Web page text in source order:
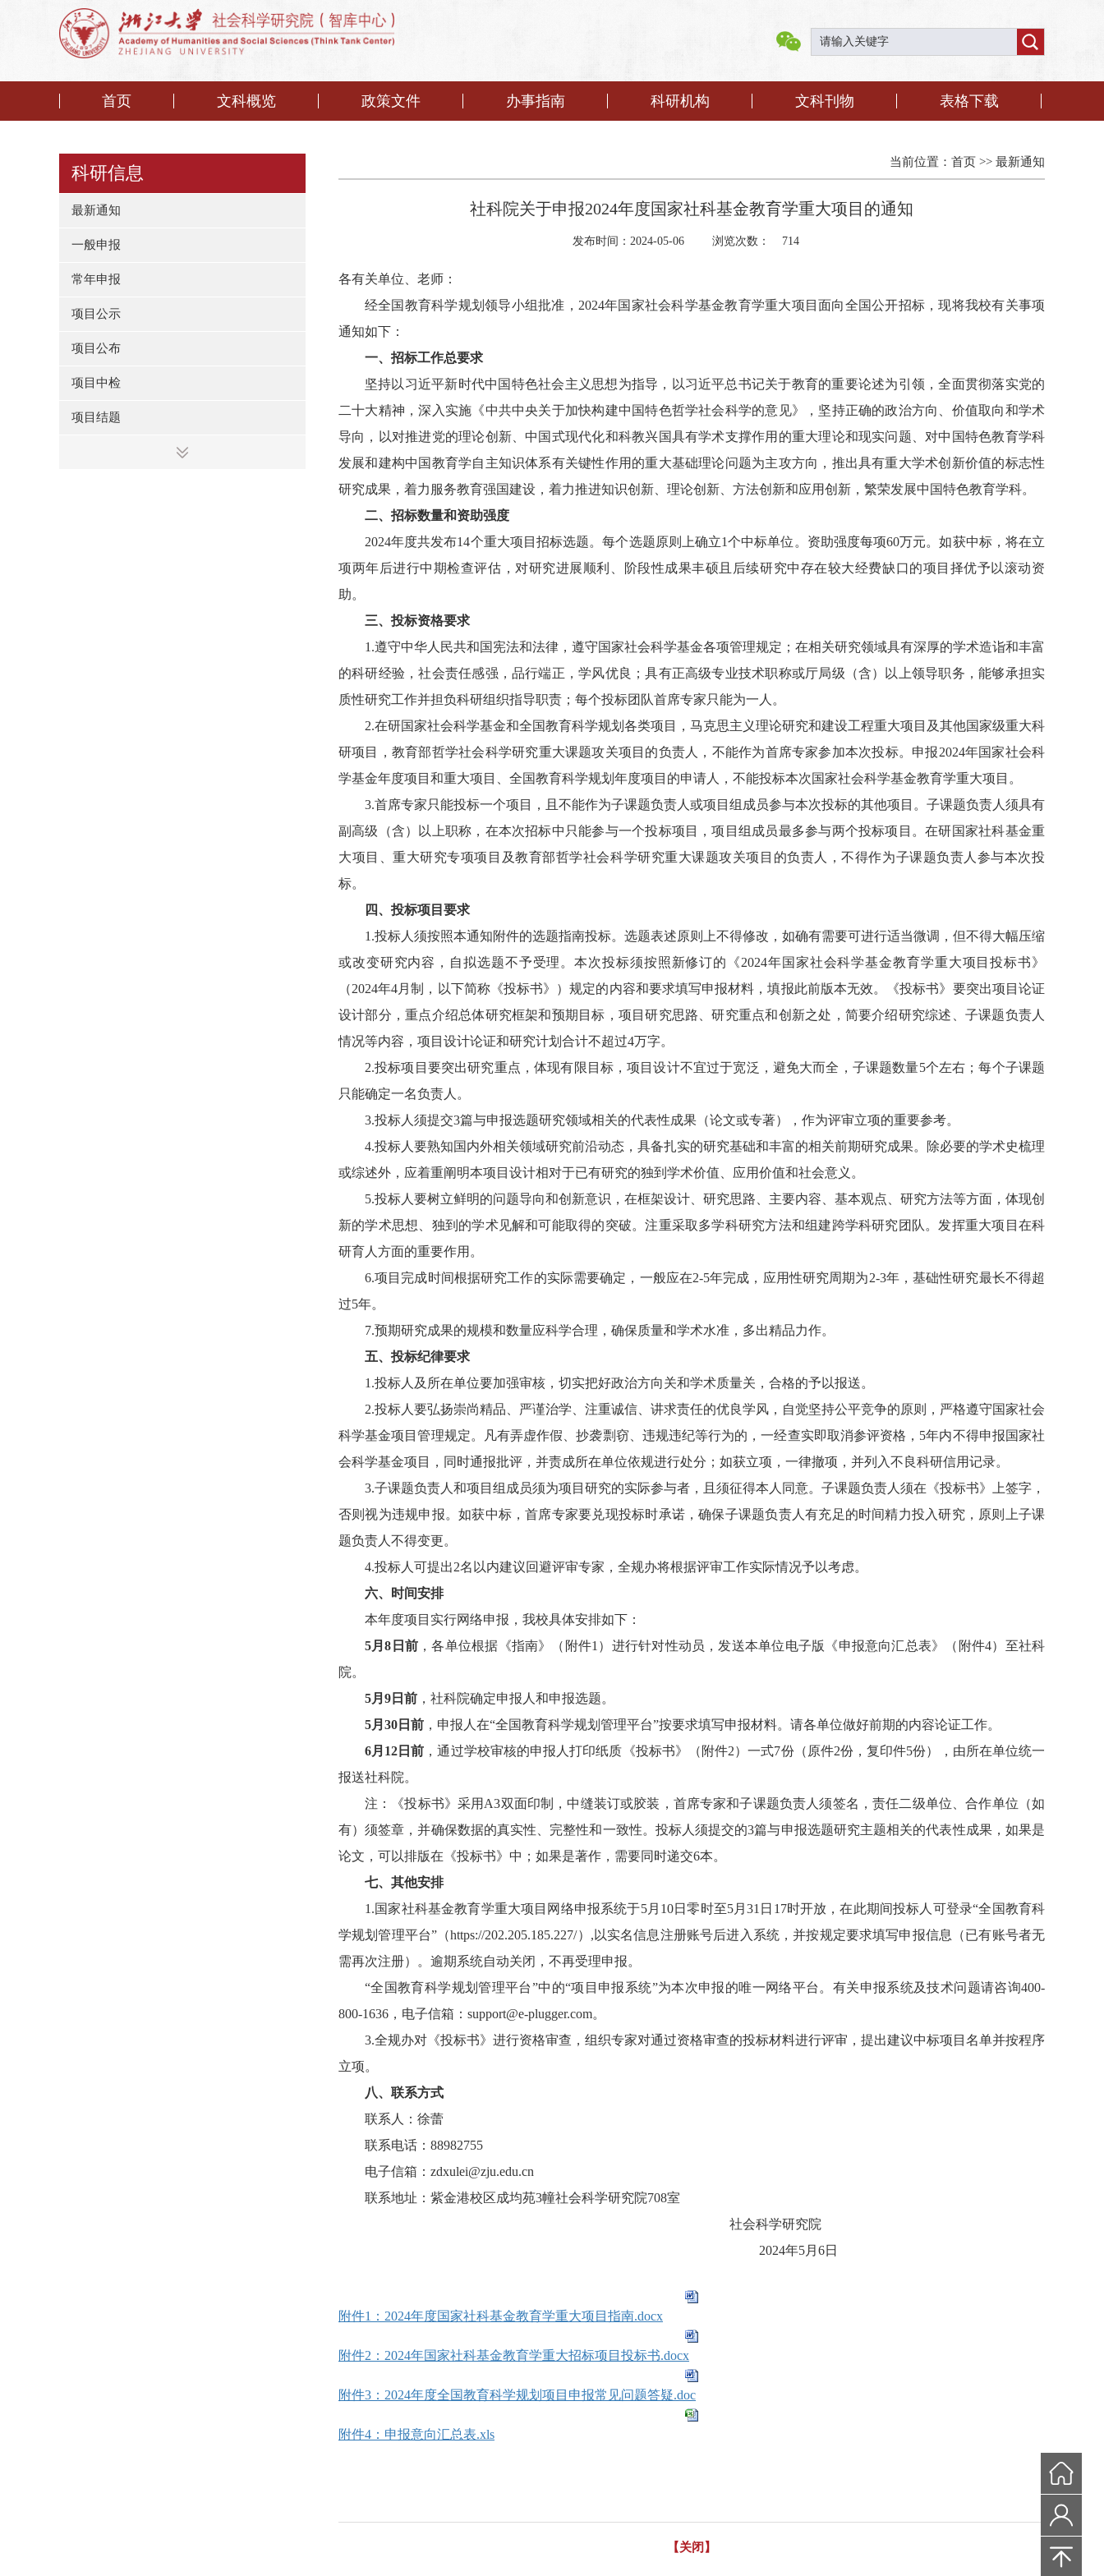
首页 文科概览 政策文件 办事指南 科研机构 文科刊物 表格下载
科研信息
最新通知
一般申报
常年申报
项目公示
项目公布
项目中检
项目结题
当前位置： 首页 >> 最新通知
社科院关于申报2024年度国家社科基金教育学重大项目的通知
发布时间：2024-05-06 浏览次数： 714
各有关单位、老师：
经全国教育科学规划领导小组批准， 2024年国家社会科学基金教育学重大项目面向全国公开招标，现将我校有关事项
通知如下：
一、招标工作总要求
坚持以习近平新时代中国特色社会主义思想为指导，以习近平总书记关于教育的重要论述为引领，全面贯彻落实党的
二十大精神，深入实施《中共中央关于加快构建中国特色哲学社会科学的意见》，坚持正确的政治方向、价值取向和学术
导向，以对推进党的理论创新、中国式现代化和科教兴国具有学术支撑作用的重大理论和现实问题、对中国特色教育学科
发展和建构中国教育学自主知识体系有关键性作用的重大基础理论问题为主攻方向，推出具有重大学术创新价值的标志性
研究成果，着力服务教育强国建设，着力推进知识创新、理论创新、方法创新和应用创新，繁荣发展中国特色教育学科。
二、招标数量和资助强度
2024年度共发布14个重大项目招标选题。每个选题原则上确立1个中标单位。资助强度每项60万元。如获中标，将在立
项两年后进行中期检查评估，对研究进展顺利、阶段性成果丰硕且后续研究中存在较大经费缺口的项目择优予以滚动资
助。
三、投标资格要求
1.遵守中华人民共和国宪法和法律，遵守国家社会科学基金各项管理规定；在相关研究领域具有深厚的学术造诣和丰富
的科研经验，社会责任感强，品行端正，学风优良；具有正高级专业技术职称或厅局级（含）以上领导职务，能够承担实
质性研究工作并担负科研组织指导职责；每个投标团队首席专家只能为一人。
2.在研国家社会科学基金和全国教育科学规划各类项目，马克思主义理论研究和建设工程重大项目及其他国家级重大科
研项目，教育部哲学社会科学研究重大课题攻关项目的负责人，不能作为首席专家参加本次投标。申报2024年国家社会科
学基金年度项目和重大项目、全国教育科学规划年度项目的申请人，不能投标本次国家社会科学基金教育学重大项目。
3.首席专家只能投标一个项目，且不能作为子课题负责人或项目组成员参与本次投标的其他项目。子课题负责人须具有
副高级（含）以上职称，在本次招标中只能参与一个投标项目，项目组成员最多参与两个投标项目。在研国家社科基金重
大项目、重大研究专项项目及教育部哲学社会科学研究重大课题攻关项目的负责人，不得作为子课题负责人参与本次投
标。
四、投标项目要求
1.投标人须按照本通知附件的选题指南投标。选题表述原则上不得修改，如确有需要可进行适当微调，但不得大幅压缩
或改变研究内容，自拟选题不予受理。本次投标须按照新修订的《2024年国家社会科学基金教育学重大项目投标书》
（2024年4月制，以下简称《投标书》）规定的内容和要求填写申报材料，填报此前版本无效。《投标书》要突出项目论证
设计部分，重点介绍总体研究框架和预期目标，项目研究思路、研究重点和创新之处，简要介绍研究综述、子课题负责人
情况等内容，项目设计论证和研究计划合计不超过4万字。
2.投标项目要突出研究重点，体现有限目标，项目设计不宜过于宽泛，避免大而全，子课题数量5个左右；每个子课题
只能确定一名负责人。
3.投标人须提交3篇与申报选题研究领域相关的代表性成果（论文或专著），作为评审立项的重要参考。
4.投标人要熟知国内外相关领域研究前沿动态，具备扎实的研究基础和丰富的相关前期研究成果。除必要的学术史梳理
或综述外，应着重阐明本项目设计相对于已有研究的独到学术价值、应用价值和社会意义。
5.投标人要树立鲜明的问题导向和创新意识，在框架设计、研究思路、主要内容、基本观点、研究方法等方面，体现创
新的学术思想、独到的学术见解和可能取得的突破。注重采取多学科研究方法和组建跨学科研究团队。发挥重大项目在科
研育人方面的重要作用。
6.项目完成时间根据研究工作的实际需要确定，一般应在2-5年完成，应用性研究周期为2-3年，基础性研究最长不得超
过5年。
7.预期研究成果的规模和数量应科学合理，确保质量和学术水准，多出精品力作。
五、投标纪律要求
1.投标人及所在单位要加强审核，切实把好政治方向关和学术质量关，合格的予以报送。
2.投标人要弘扬崇尚精品、严谨治学、注重诚信、讲求责任的优良学风，自觉坚持公平竞争的原则，严格遵守国家社会
科学基金项目管理规定。凡有弄虚作假、抄袭剽窃、违规违纪等行为的，一经查实即取消参评资格， 5年内不得申报国家社
会科学基金项目，同时通报批评，并责成所在单位依规进行处分；如获立项，一律撤项，并列入不良科研信用记录。
3.子课题负责人和项目组成员须为项目研究的实际参与者，且须征得本人同意。子课题负责人须在《投标书》上签字，
否则视为违规申报。如获中标，首席专家要兑现投标时承诺，确保子课题负责人有充足的时间精力投入研究，原则上子课
题负责人不得变更。
4.投标人可提出2名以内建议回避评审专家，全规办将根据评审工作实际情况予以考虑。
六、时间安排
本年度项目实行网络申报，我校具体安排如下：
5月8 日前 ，各单位根据《指南》（附件1 ）进行针对性动员，发送本单位电子版《申报意向汇总表》（附件4）至社科
院。
5月 9 日前 ，社科院确定申报人和申报选题。
5月 30 日前 ，申报人在“全国教育科学规划管理平台”按要求填写申报材料。请各单位做好前期的内容论证工作。
6月 12 日前 ，通过学校审核的申报人打印纸质《投标书》（附件2）一式7份（原件2份，复印件5份），由所在单位统一
报送社科院。
注：《投标书》采用 A3双面印制，中缝装订或胶装，首席专家和子课题负责人须签名，责任二级单位、合作单位（如
有）须签章，并确保数据的真实性、完整性和一致性。投标人须提交的3篇与申报选题研究主题相关的代表性成果，如果是
论文，可以排版在《投标书》中；如果是著作，需要同时递交6本。
七、其他安排
1.国家社科基金教育学重大项目网络申报系统于5月 10日零时至5月31 日 17时开放，在此期间投标人可登录“全国教育科
学规划管理平台” （https://202.205.185.227/） , 以实名信息注册账号后进入系统，并按规定要求填写申报信息（已有账号者无
需再次注册）。逾期系统自动关闭，不再受理申报。
“全国教育科学规划管理平台”中的“项目申报系统”为本次申报的唯一网络平台。有关申报系统及技术问题请咨询400-
800-1636 ，电子信箱： support@e-plugger.com。
3.全规办对《投标书》进行资格审查，组织专家对通过资格审查的投标材料进行评审，提出建议中标项目名单并按程序
立项。
八、联系方式
联系人：徐蕾
联系电话： 88982755
电子信箱： zdxulei@zju.edu.cn
联系地址：紫金港校区成均苑3幢社会科学研究院708室
社会科学研究院
2024年5月 6日
附件1：2024年度国家社科基金教育学重大项目指南.docx
附件2：2024年国家社科基金教育学重大招标项目投标书.docx
附件3：2024年度全国教育科学规划项目申报常见问题答疑.doc
附件4：申报意向汇总表.xls
【关闭】